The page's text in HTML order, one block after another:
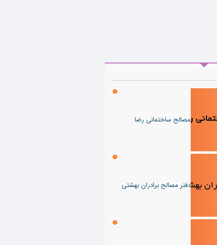
مصالح ساختمانی رضا
دفتر مصالح برادران بهشتی